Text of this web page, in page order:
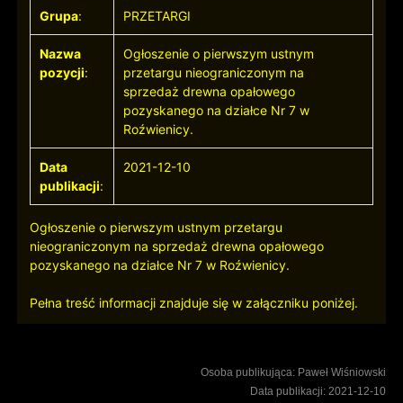
Grupa: PRZETARGI
Nazwa
pozycji:
Ogłoszenie o pierwszym ustnym
przetargu nieograniczonym na
sprzedaż drewna opałowego
pozyskanego na działce Nr 7 w
Roźwienicy.
Data
publikacji:
2021-12-10
Ogłoszenie o pierwszym ustnym przetargu
nieograniczonym na sprzedaż drewna opałowego
pozyskanego na działce Nr 7 w Roźwienicy.
Pełna treść informacji znajduje się w załączniku poniżej.
Osoba publikująca: Paweł Wiśniowski
Data publikacji: 2021-12-10